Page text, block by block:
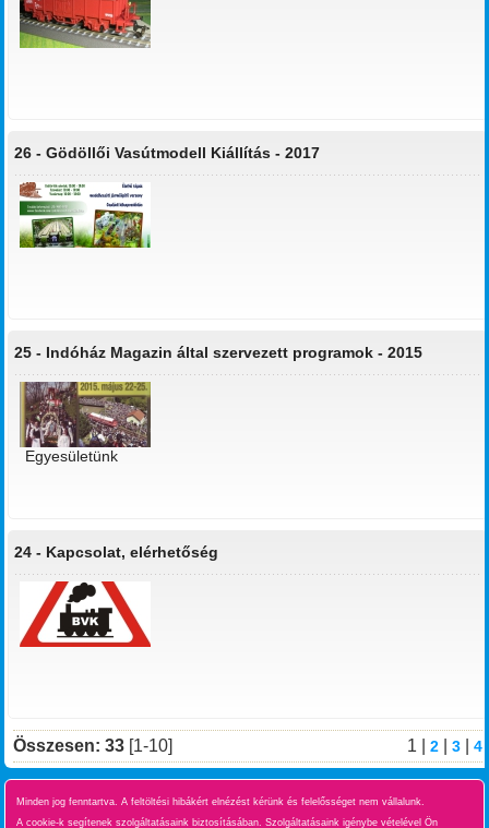
26 -Gödöllői Vasútmodell Kiállítás - 2017
25 - Indóház Magazin által szervezett programok - 2015
Egyesületünk
24 - Kapcsolat, elérhetőség
Összesen: 33 [1-10] 1 | 2| 3| 4
Minden jog fenntartva. A feltöltési hibákért elnézést kérünk és felelősséget nem vállalunk.
A cookie-k segítenek szolgáltatásaink biztosításában. Szolgáltatásaink igénybe vételével Ön